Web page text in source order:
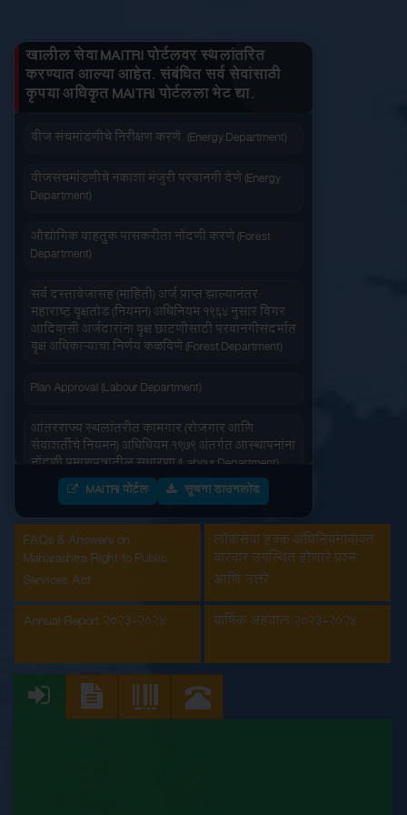
जलद सेवा सेवा आपल्या दारात
सहज पोहोच
वापरण्यास सोपे
खालील सेवा MAITRI पोर्टलवर स्थलांतरित
करण्यात आल्या आहेत. संबंधित सर्व सेवांसाठी
कृपया अधिकृत MAITRI पोर्टलला भेट द्या.
Department)
जनित्र संचमांडणीची नोंदणी. (Energy Department)
वीज संचमांडणीचे निरीक्षण करणे. (Energy Department)
वीजसंचमांडणीचे नकाशा मंजुरी परवानगी देणे (Energy
Department)
औद्योगिक वाहतुक पासकरीता नोंदणी करणे (Forest
Department)
सर्व दस्तावेजांसह (माहिती) अर्ज प्राप्त झाल्यानंतर
महाराष्ट्र वृक्षतोड (नियमन) अधिनियम १९६४ नुसार बिगर
आदिवासी अर्जदारांना वृक्ष छाटणीसाठी परवानगीसंदर्भात
वृक्ष अधिकाऱ्याचा निर्णय कळविणे (Forest Department)
Plan Approval (Labour Department)
आंतरराज्य स्थलांतरीत कामगार (रोजगार आणि
सेवाशर्तीचे नियमन) अधिधियम १९७९ अंतर्गत आस्थापनांना
नोंदणी प्रमाणपत्रातील सुधारणा (Labour Department)
आंतरराज्य स्थलांतरीत कामगार (रोजगार आणि
सेवाशर्तीचे नियमन) अधिधियम १९७९ अंतर्गतआस्थापनांना
नोंदणी प्रमाणपत्र (Labour Department)
इमारत आणि इतर बांधकाम मजूर आस्थापनांची नोंदणी
(Labour Department)
कंत्राटी कामगार (नियमन व निर्मुलन) अधिनियम, 1970
(Labour Department)
कंत्राटी कामगार अनुज्ञप्ती (Labour Department)
MAITRI पोर्टल सूचना डाउनलोड
FAQs & Answers on
Maharashtra Right to Public
Services Act
लोकसेवा हक्क अधिनियमाबाबत
वारंवार उपस्थित होणारे प्रश्न
आणि उत्तरे
Annual Report 2023-2024
वार्षिक अहवाल 2023-2024